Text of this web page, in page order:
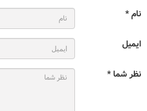
نام *
ایمیل
نظر شما *